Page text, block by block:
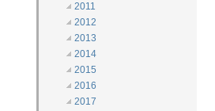
2011
2012
2013
2014
2015
2016
2017